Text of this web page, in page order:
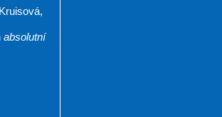
absolutní